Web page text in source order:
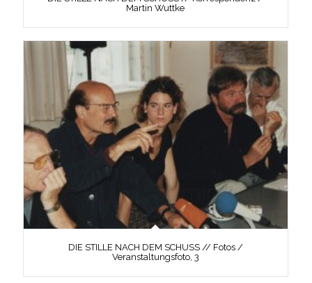
Martin Wuttke
DIE STILLE NACH DEM SCHUSS // Fotos /
Veranstaltungsfoto, 3